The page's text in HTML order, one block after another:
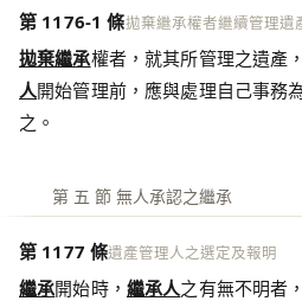
第 1176-1 條拋棄繼承權者繼續管理遺
拋棄繼承權者，就其所管理之遺產
人開始管理前，應與處理自己事務
之。
第 五 節 無人承認之繼承
第 1177 條遺產管理人之選定及報明
繼承開始時， 繼承人之有無不明者